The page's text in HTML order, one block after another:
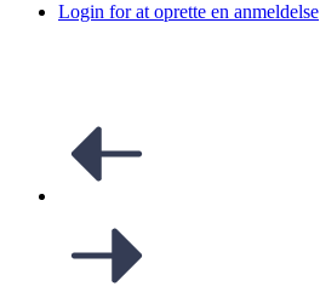
Login for at oprette en anmeldelse